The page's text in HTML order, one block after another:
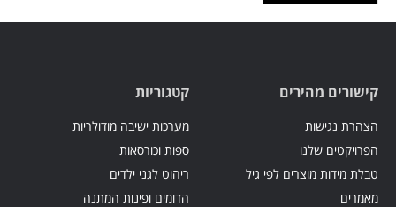
קישורים מהירים
הצהרת נגישות
הפרויקטים שלנו
טבלת מידות מוצרים לפי גיל
מאמרים
קטגוריות
מערכות ישיבה מודולריות
ספות וכורסאות
ריהוט לגני ילדים
הדומים ופינות המתנה